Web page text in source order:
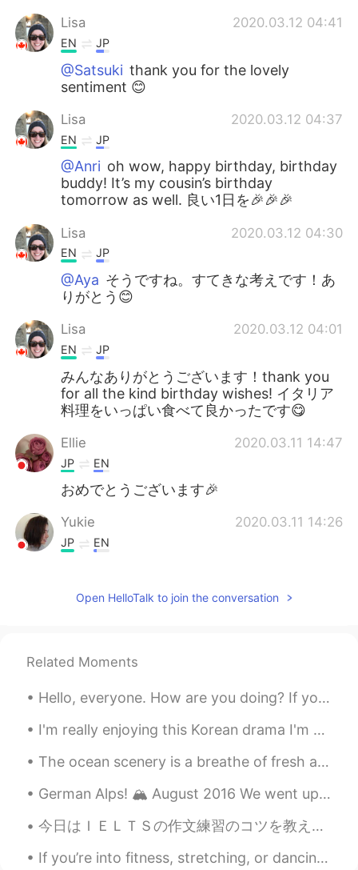
Lisa 2020.03.12 04:41
EN JP
@Satsuki thank you for the lovely
sentiment 😊
Lisa 2020.03.12 04:37
EN JP
@Anri oh wow, happy birthday, birthday
buddy! It’s my cousin’s birthday
tomorrow as well. 良い1日を🎉🎉🎉
Lisa 2020.03.12 04:30
EN JP
@Aya そうですね。すてきな考えです！あ
りがとう😊
Lisa 2020.03.12 04:01
EN JP
みんなありがとうございます！thank you
for all the kind birthday wishes! イタリア
料理をいっぱい食べて良かったです😋
Ellie 2020.03.11 14:47
JP EN
おめでとうございます🎉
Yukie 2020.03.11 14:26
JP EN
Happy Birthday I wish you enjoy the year
JP ENITES
お誕生日おめでとうございます🎊
Rie 2020.03.11 14:13
Open HelloTalk to join the conversation
Related Moments
Hello, everyone. How are you doing? If you have English questions, I’m available tonight. Here’s ...
I'm really enjoying this Korean drama I'm watching ☺️😝 It's the perfect way to make the time fly....
The ocean scenery is a breathe of fresh air. 😘 My sister-in-law’s dog has a unique face. 😄 home...
German Alps! 🏔 August 2016 We went up to see the Zugspitze, Germany‘s highest mountain at 2,962m ...
今日はＩＥＬＴＳの作文練習のコツを教えます。📄 第一）問題をちゃんと読んで読み取ります 問題を分解して一つ一つの話題に対して答えを書きます。そこからエッセイをどう分ければいいかがわかるように...
If you’re into fitness, stretching, or dancing, please message me~ Or if you want to learn, pleas...